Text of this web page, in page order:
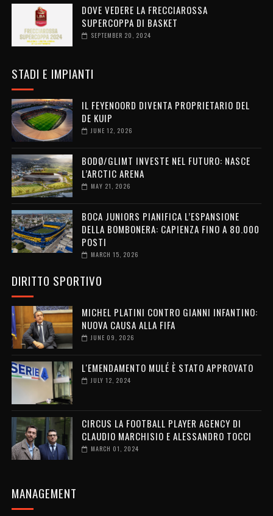
DOVE VEDERE LA FRECCIAROSSA
SUPERCOPPA DI BASKET
SEPTEMBER 20, 2024
STADI E IMPIANTI
IL FEYENOORD DIVENTA PROPRIETARIO DEL
DE KUIP
JUNE 12, 2026
BODØ/GLIMT INVESTE NEL FUTURO: NASCE
L’ARCTIC ARENA
MAY 21, 2026
BOCA JUNIORS PIANIFICA L’ESPANSIONE
DELLA BOMBONERA: CAPIENZA FINO A 80.000
POSTI
MARCH 15, 2026
DIRITTO SPORTIVO
MICHEL PLATINI CONTRO GIANNI INFANTINO:
NUOVA CAUSA ALLA FIFA
JUNE 09, 2026
L'EMENDAMENTO MULÉ È STATO APPROVATO
JULY 12, 2024
CIRCUS LA FOOTBALL PLAYER AGENCY DI
CLAUDIO MARCHISIO E ALESSANDRO TOCCI
MARCH 01, 2024
MANAGEMENT